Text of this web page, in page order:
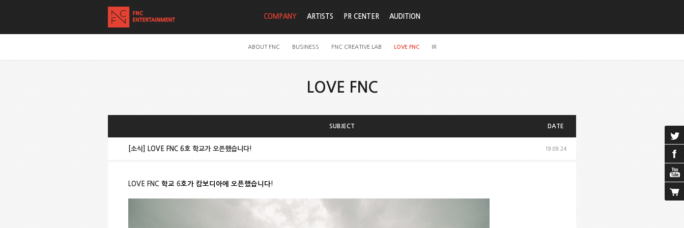
COMPANY
ABOUT FNC BUSINESS FNC CREATIVE LAB LOVE FNC IR
ARTISTS PR CENTER AUDITION
LOVE FNC
SUBJECT DATE
[소식] LOVE FNC 6호 학교가 오픈했습니다! 19.09.24
LOVE FNC 학교 6호가 캄보디아에 오픈했습니다!